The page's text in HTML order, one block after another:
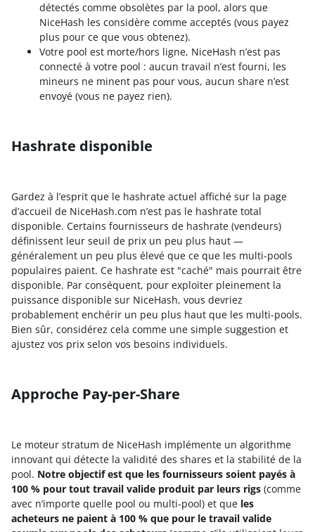
détectés comme obsolètes par la pool, alors que
NiceHash les considère comme acceptés (vous payez
plus pour ce que vous obtenez).
Votre pool est morte/hors ligne, NiceHash n’est pas
connecté à votre pool : aucun travail n’est fourni, les
mineurs ne minent pas pour vous, aucun share n’est
envoyé (vous ne payez rien).
Hashrate disponible
Gardez à l’esprit que le hashrate actuel affiché sur la page
d’accueil de NiceHash.com n’est pas le hashrate total
disponible. Certains fournisseurs de hashrate (vendeurs)
définissent leur seuil de prix un peu plus haut —
généralement un peu plus élevé que ce que les multi-pools
populaires paient. Ce hashrate est "caché" mais pourrait être
disponible. Par conséquent, pour exploiter pleinement la
puissance disponible sur NiceHash, vous devriez
probablement enchérir un peu plus haut que les multi-pools.
Bien sûr, considérez cela comme une simple suggestion et
ajustez vos prix selon vos besoins individuels.
Approche Pay-per-Share
Le moteur stratum de NiceHash implémente un algorithme
innovant qui détecte la validité des shares et la stabilité de la
pool. Notre objectif est que les fournisseurs soient payés à
100 % pour tout travail valide produit par leurs rigs (comme
avec n’importe quelle pool ou multi-pool) et que les
acheteurs ne paient à 100 % que pour le travail valide